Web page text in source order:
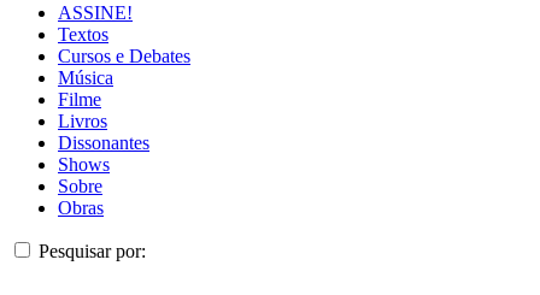
ASSINE!
Textos
Cursos e Debates
Música
Filme
Livros
Dissonantes
Shows
Sobre
Obras
Pesquisar por: